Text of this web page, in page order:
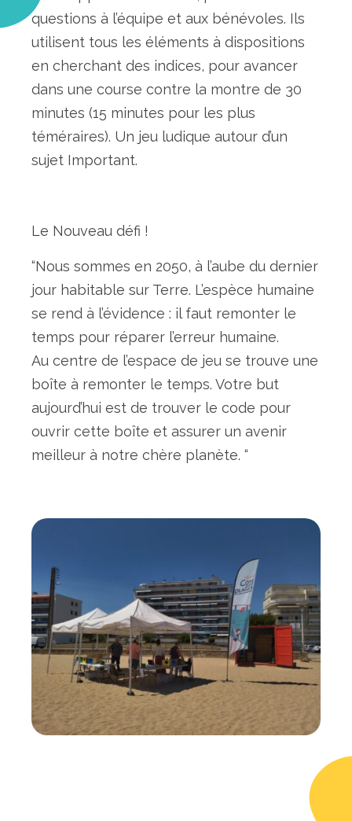
questions à l’équipe et aux bénévoles. Ils
utilisent tous les éléments à dispositions
en cherchant des indices, pour avancer
dans une course contre la montre de 30
minutes (15 minutes pour les plus
téméraires). Un jeu ludique autour d’un
sujet Important.
Le Nouveau défi !
“Nous sommes en 2050, à l’aube du dernier
jour habitable sur Terre. L’espèce humaine
se rend à l’évidence : il faut remonter le
temps pour réparer l’erreur humaine.
Au centre de l’espace de jeu se trouve une
boîte à remonter le temps. Votre but
aujourd’hui est de trouver le code pour
ouvrir cette boîte et assurer un avenir
meilleur à notre chère planète. “